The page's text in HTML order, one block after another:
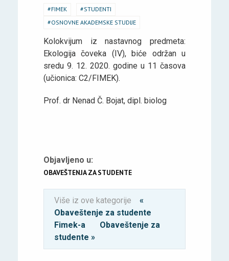
FIMEK
STUDENTI
OSNOVNE AKADEMSKE STUDIJE
Kolokvijum iz nastavnog predmeta:
Ekologija čoveka (IV), biće održan u
sredu 9. 12. 2020. godine u 11 časova
(učionica: C2/FIMEK).
Prof. dr Nenad Č. Bojat, dipl. biolog
Objavljeno u:
OBAVEŠTENJA ZA STUDENTE
Više iz ove kategorije
«
Obaveštenje za studente
Fimek-a
Obaveštenje za
studente »